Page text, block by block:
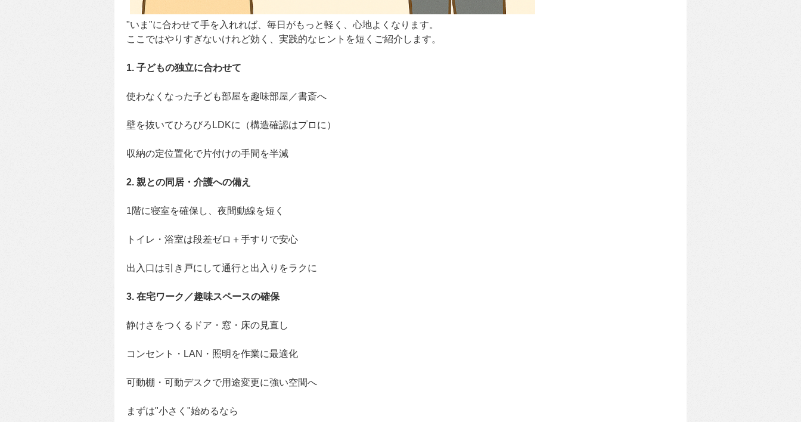
"いま"に合わせて手を入れれば、毎日がもっと軽く、心地よくなります。
ここではやりすぎないけれど効く、実践的なヒントを短くご紹介します。
1. 子どもの独立に合わせて
使わなくなった子ども部屋を趣味部屋／書斎へ
壁を抜いてひろびろLDKに（構造確認はプロに）
収納の定位置化で片付けの手間を半減
2. 親との同居・介護への備え
1階に寝室を確保し、夜間動線を短く
トイレ・浴室は段差ゼロ＋手すりで安心
出入口は引き戸にして通行と出入りをラクに
3. 在宅ワーク／趣味スペースの確保
静けさをつくるドア・窓・床の見直し
コンセント・LAN・照明を作業に最適化
可動棚・可動デスクで用途変更に強い空間へ
まずは"小さく"始めるなら